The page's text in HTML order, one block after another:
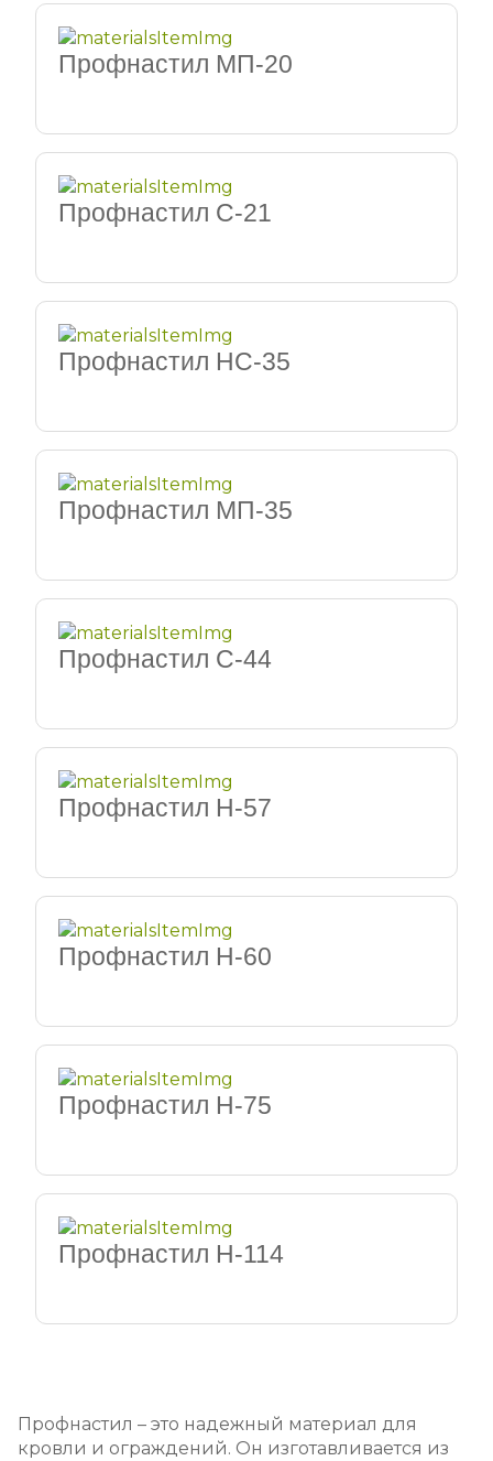
Профнастил МП-20
Профнастил С-21
Профнастил НС-35
Профнастил МП-35
Профнастил С-44
Профнастил Н-57
Профнастил Н-60
Профнастил Н-75
Профнастил Н-114
Профнастил – это надежный материал для
кровли и ограждений. Он изготавливается из